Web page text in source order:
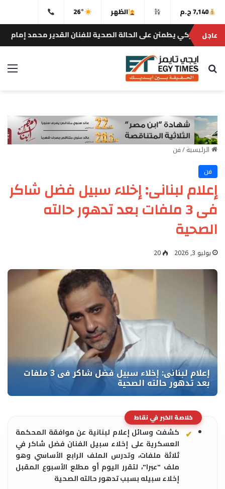
7,140 ج.م الظهر
26°
عاجلعلى الحالة الصحية للفنان القدير محمد إمام إيجى تايمز
بحث عن
الرئيسية/فن
فن
إعلام لبنانى: إخلاء سبيل فضل شاكر
فى 3 ملفات بعد تدهور حالته
الصحية
يوليو 3, 2026 20
خلاصة الخبر في نقاط
كشفت وسائل إعلام لبنانية عن موافقة المحكمة
العسكرية على إخلاء سبيل الفنان فضل شاكر في
ثلاثة ملفات، وتدرس الملف الرابع الأساسي وهو
ملف "عبرا"، لتقرر اليوم أو مطلع الأسبوع المقبل
إخلاء سبيله بسبب تدهور حالته الصحية